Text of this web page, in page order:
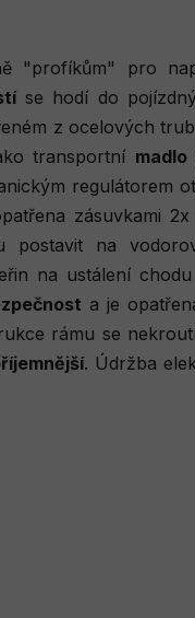
"profíkům" pro
se hodí do
z ocelových
transportní
regulátorem
zásuvkami 2x
postavit na
na ustálení
a je
rámu se
. Údržba